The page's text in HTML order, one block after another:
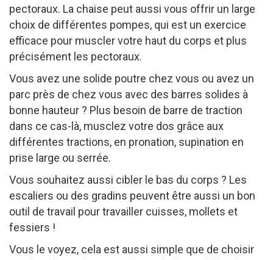
pectoraux. La chaise peut aussi vous offrir un large
choix de différentes pompes, qui est un exercice
efficace pour muscler votre haut du corps et plus
précisément les pectoraux.
Vous avez une solide poutre chez vous ou avez un
parc près de chez vous avec des barres solides à
bonne hauteur ? Plus besoin de barre de traction
dans ce cas-là, musclez votre dos grâce aux
différentes tractions, en pronation, supination en
prise large ou serrée.
Vous souhaitez aussi cibler le bas du corps ? Les
escaliers ou des gradins peuvent être aussi un bon
outil de travail pour travailler cuisses, mollets et
fessiers !
Vous le voyez, cela est aussi simple que de choisir